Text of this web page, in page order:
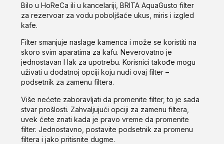
Bilo u HoReCa ili u kancelariji, BRITA AquaGusto filter
za rezervoar za vodu poboljšaće ukus, miris i izgled
kafe.
Filter smanjuje naslage kamenca i može se koristiti na
skoro svim aparatima za kafu. Neverovatno je
jednostavan I lak za upotrebu. Korisnici takođe mogu
uživati u dodatnoj opciji koju nudi ovaj filter –
podsetnik za zamenu filtera.
Više nećete zaboravljati da promenite filter, to je sada
stvar prošlosti. Zahvaljujući opciji za zamenu filtera,
uvek ćete znati kada je pravo vreme da promenite
filter. Jednostavno, postavite podsetnik za promenu
filtera i jako pritisnite dugme.